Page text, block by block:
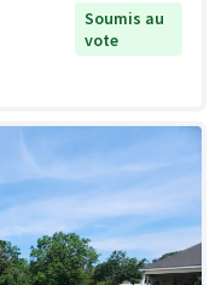
Soumis au
vote